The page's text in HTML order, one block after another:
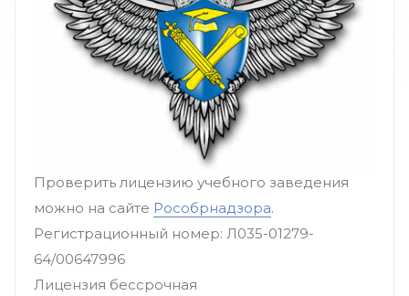
Проверить лицензию учебного заведения
можно на сайте Рособрнадзора.
Регистрационный номер: Л035-01279-
64/00647996
Лицензия бессрочная